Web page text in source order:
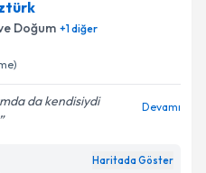
randevu takvimi talebi
randevu almanız için bir
posta ile bilgilendireceğiz.
ilişkin
Aydınlatma
Doğum +1diğer
da kendisiydi
Devamı
Haritada Göster